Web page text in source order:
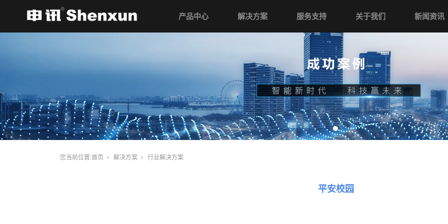
产品中心 解决方案 服务支持 关于我们 新闻资讯
您当前位置:首页 解决方案 行业解决方案
平安校园